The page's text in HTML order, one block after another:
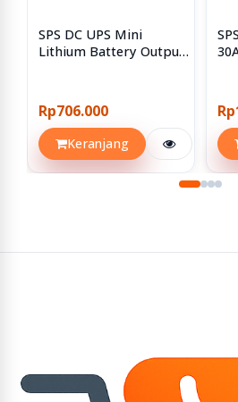
menyala
ketika lebih tinggi dari 11.1V
1 pcs User's Manual
1 pcs Solar Panel
1 pcs Solar Panel Mounting
Bracket screw
SPS DC UPS Mini
Lithium Battery Output
Rp706.000
Keranjang